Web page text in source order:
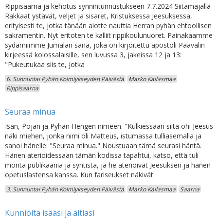
Rippisaarna ja kehotus synnintunnustukseen 7.7.2024 Siitamajalla
Rakkaat ystävät, veljet ja sisaret, Kristuksessa Jeesuksessa,
erityisesti te, jotka tänään aiotte nauttia Herran pyhän ehtoollisen
sakramentin. Nyt eritoten te kalliit rippikoulunuoret. Painakaamme
sydämiimme Jumalan sana, joka on kirjoitettu apostoli Paavalin
kirjeessä kolossalaisille, sen luvussa 3, jakeissa 12 ja 13:
"Pukeutukaa siis te, jotka
6. Sunnuntai Pyhän Kolmiykseyden Päivästä
Marko Kailasmaa
Rippisaarna
Seuraa minua
Isän, Pojan ja Pyhän Hengen nimeen. "Kulkiessaan siitä ohi Jeesus
näki miehen, jonka nimi oli Matteus, istumassa tulliasemalla ja
sanoi hänelle: "Seuraa minua." Noustuaan tämä seurasi häntä.
Hänen aterioidessaan tämän kodissa tapahtui, katso, että tuli
monta publikaania ja syntistä, ja he aterioivat Jeesuksen ja hänen
opetuslastensa kanssa. Kun fariseukset näkivät
3. Sunnuntai Pyhän Kolmiykseyden Päivästä Marko Kailasmaa Saarna
Kunnioita isääsi ja äitiäsi